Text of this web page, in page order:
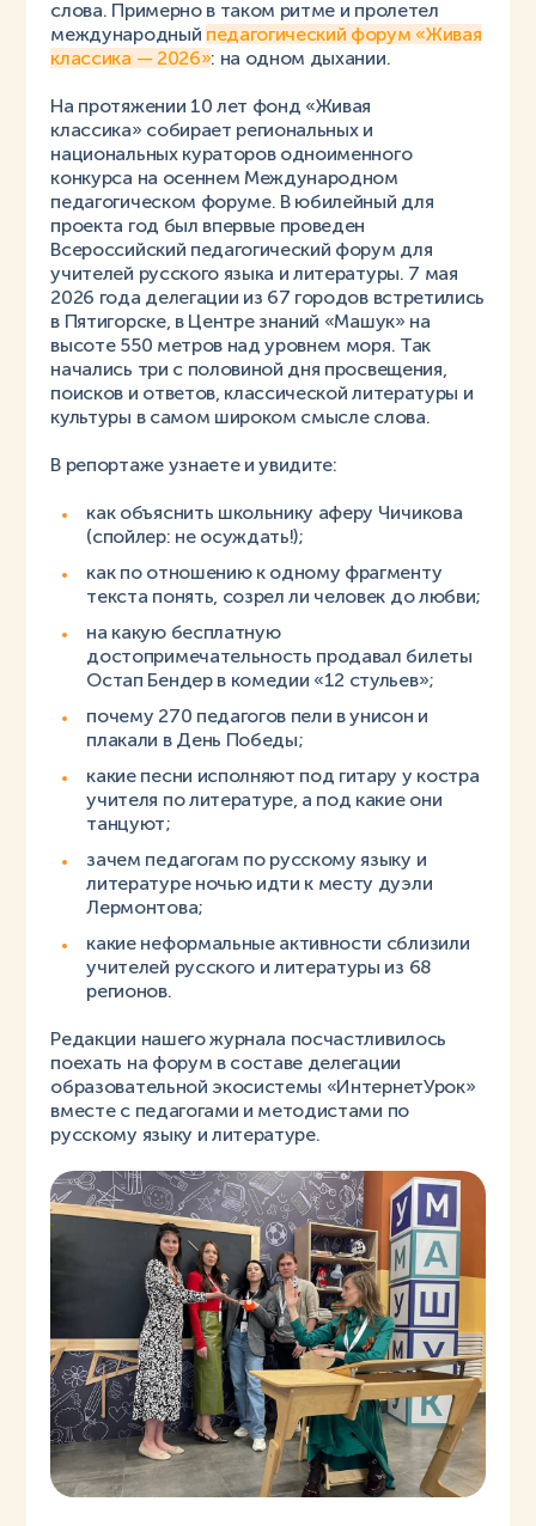
слова. Примерно в таком ритме и пролетел
международный педагогический форум «Живая
классика — 2026»: на одном дыхании.
На протяжении 10 лет фонд «Живая
классика» собирает региональных и
национальных кураторов одноименного
конкурса на осеннем Международном
педагогическом форуме. В юбилейный для
проекта год был впервые проведен
Всероссийский педагогический форум для
учителей русского языка и литературы. 7 мая
2026 года делегации из 67 городов встретились
в Пятигорске, в Центре знаний «Машук» на
высоте 550 метров над уровнем моря. Так
начались три с половиной дня просвещения,
поисков и ответов, классической литературы и
культуры в самом широком смысле слова.
В репортаже узнаете и увидите:
как объяснить школьнику аферу Чичикова
(спойлер: не осуждать!);
как по отношению к одному фрагменту
текста понять, созрел ли человек до любви;
на какую бесплатную
достопримечательность продавал билеты
Остап Бендер в комедии «12 стульев»;
почему 270 педагогов пели в унисон и
плакали в День Победы;
какие песни исполняют под гитару у костра
учителя по литературе, а под какие они
танцуют;
зачем педагогам по русскому языку и
литературе ночью идти к месту дуэли
Лермонтова;
какие неформальные активности сблизили
учителей русского и литературы из 68
регионов.
Редакции нашего журнала посчастливилось
поехать на форум в составе делегации
образовательной экосистемы «ИнтернетУрок»
вместе с педагогами и методистами по
русскому языку и литературе.